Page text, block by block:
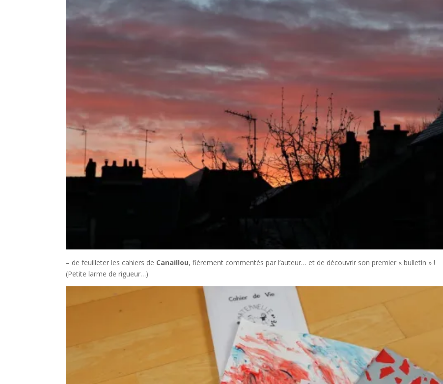
– de feuilleter les cahiers de Canaillou, fièrement commentés par l’auteur… et de découvrir son premier « bulletin » !
(Petite larme de rigueur…)